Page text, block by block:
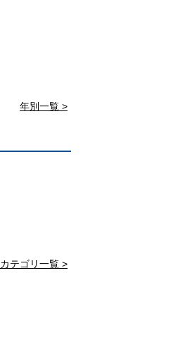
年別一覧 >
カテゴリ一覧 >